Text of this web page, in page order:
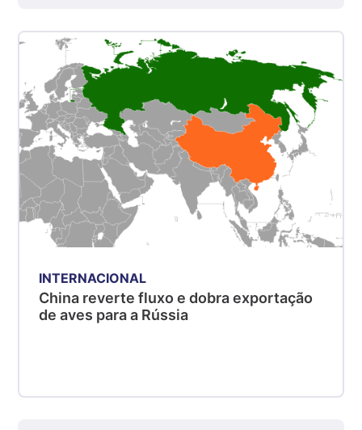
Suíno - Estadual
SP
R$ 5,06
kg
Suíno - Estadual
MG
R$ 5,04
Suíno - Estadual
PR
R$ 4,51
Suíno - Estadual
SC
R$ 4,48
R$ 4,61
INTERNACIONAL
China reverte fluxo e dobra exportação
de aves para a Rússia